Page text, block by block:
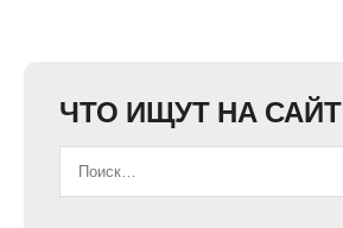
ЧТО ИЩУТ НА